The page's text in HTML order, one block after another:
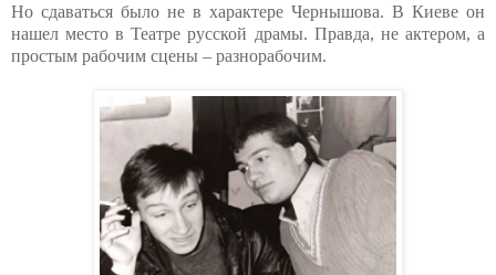
Но сдаваться было не в характере Чернышова. В Киеве он
нашел место в Театре русской драмы. Правда, не актером, а
простым рабочим сцены – разнорабочим.